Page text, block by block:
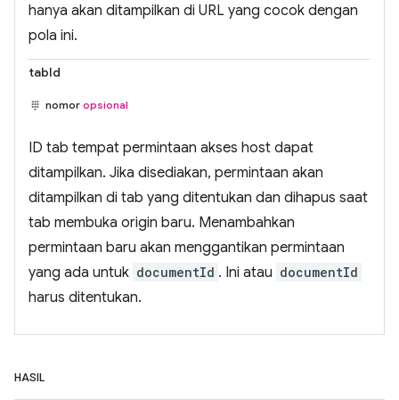
hanya akan ditampilkan di URL yang cocok dengan
pola ini.
tabId
nomor opsional
ID tab tempat permintaan akses host dapat
ditampilkan. Jika disediakan, permintaan akan
ditampilkan di tab yang ditentukan dan dihapus saat
tab membuka origin baru. Menambahkan
permintaan baru akan menggantikan permintaan
yang ada untuk documentId . Ini atau documentId
harus ditentukan.
HASIL